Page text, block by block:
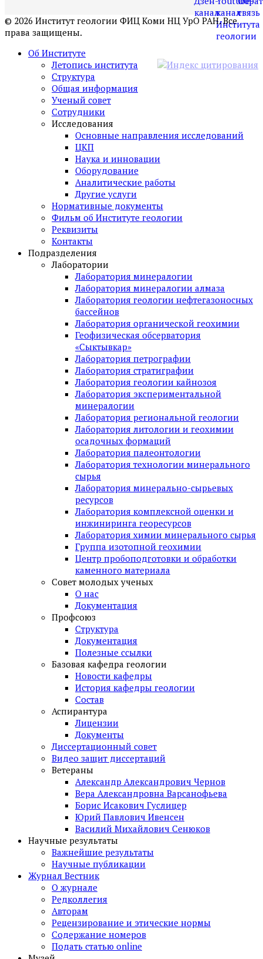
© 2026 Институт геологии ФИЦ Коми НЦ УрО РАН. Все
права защищены.
Об Институте
Летопись института
Структура
Общая информация
Ученый совет
Сотрудники
Исследования
Основные направления исследований
ЦКП
Наука и инновации
Оборудование
Аналитические работы
Другие услуги
Нормативные документы
Фильм об Институте геологии
Реквизиты
Контакты
Подразделения
Лаборатории
Лаборатория минералогии
Лаборатория минералогии алмаза
Лаборатория геологии нефтегазоносных
бассейнов
Лаборатория органической геохимии
Геофизическая обсерватория
«Сыктывкар»
Лаборатория петрографии
Лаборатория стратиграфии
Лаборатория геологии кайнозоя
Лаборатория экспериментальной
минералогии
Лаборатория региональной геологии
Лаборатория литологии и геохимии
осадочных формаций
Лаборатория палеонтологии
Лаборатория технологии минерального
сырья
Лаборатория минерально-сырьевых
ресурсов
Лаборатория комплексной оценки и
инжиниринга георесурсов
Лаборатория химии минерального сырья
Группа изотопной геохимии
Центр пробоподготовки и обработки
каменного материала
Совет молодых ученых
О нас
Документация
Профсоюз
Структура
Документация
Полезные ссылки
Базовая кафедра геологии
Новости кафедры
История кафедры геологии
Состав
Аспирантура
Лицензии
Документы
Диссертационный совет
Видео защит диссертаций
Ветераны
Александр Александрович Чернов
Вера Александровна Варсанофьева
Борис Исакович Гуслицер
Юрий Павлович Ивенсен
Василий Михайлович Сенюков
Научные результаты
Важнейшие результаты
Научные публикации
Журнал Вестник
О журнале
Редколлегия
Авторам
Рецензирование и этические нормы
Содержание номеров
Подать статью online